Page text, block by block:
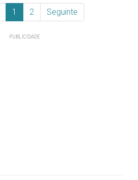
1 2 Seguinte